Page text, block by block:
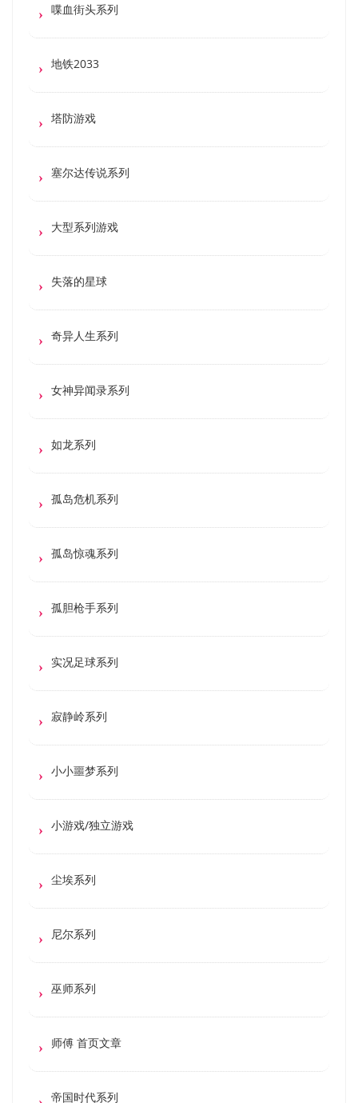
喋血街头系列
地铁2033
塔防游戏
塞尔达传说系列
大型系列游戏
失落的星球
奇异人生系列
女神异闻录系列
如龙系列
孤岛危机系列
孤岛惊魂系列
孤胆枪手系列
实况足球系列
寂静岭系列
小小噩梦系列
小游戏/独立游戏
尘埃系列
尼尔系列
巫师系列
师傅 首页文章
帝国时代系列